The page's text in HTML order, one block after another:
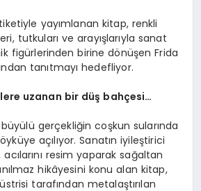
yayımlanan kitap, renkli
tutkuları ve arayışlarıyla sanat
figürlerinden birine dönüşen Frida
tanıtmayı hedefliyor.
uzanan bir düş bahçesi…
büyülü gerçekliğin coşkun sularında
açılıyor. Sanatın iyileştirici
resim yaparak sağaltan
hikâyesini konu alan kitap,
tarafından metalaştırılan